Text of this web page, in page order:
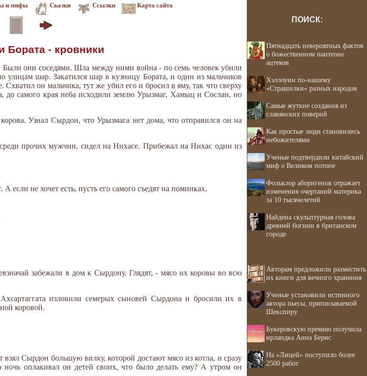
и мифы Сказки Ссылки Карта сайта
Бората - кровники
Были они соседями. Шла между ними война - по семь человек убили
улицам шар. Закатился шар в кузницу Бората, и один из мальчиков
он мальчика, тут же убил его и бросил в яму, так что сверху
до самого края неба исходили землю Урызмаг, Хамыц и Сослан, но
Узнал Сырдон, что Урызмага нет дома, что отправился он на
прочих мужчин, сидел на Нихасе. Прибежал на Нихас один из
если не хочет есть, пусть его самого съедят на поминках.
забежали в дом к Сырдону. Глядят, - мясо их коровы во всю
изловили семерых сыновей Сырдона и бросили их в
коровой.
взял Сырдон большую вилку, которой достают мясо из котла, и сразу
оплакивал он детей своих, что было делать ему? А утром он
ПОИСК:
Пятнадцать невероятных фактов
о божественном пантеоне
ацтеков
Хэллоуин по-нашему
«Страшилки» разных народов
Самые жуткие создания из
славянских поверий
Как простые люди становились
небожителями
Ученые подтвердили китайский
миф о Великом потопе
Фольклор аборигенов отражает
изменения очертаний материка
за 10 тысячелетий
Найдена скульптурная голова
древней богини в британском
городе
Авторам предложили разместить
их книги для вечного хранения
Ученые установили истинного
автора пьесы, приписываемой
Шекспиру
Букеровскую премию получила
ирландка Анна Бернс
На «Лицей» поступило более
2500 работ